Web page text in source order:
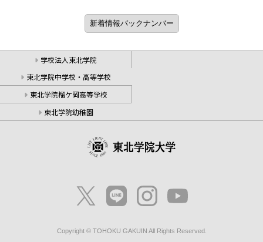
学校法人東北学院
東北学院中学校・高等学校
東北学院榴ケ岡高等学校
東北学院幼稚園
Copyright © TOHOKU GAKUIN All Rights Reserved.